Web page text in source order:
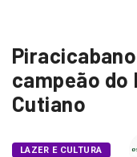
campeão
Cutiano
LAZER E CULTURA